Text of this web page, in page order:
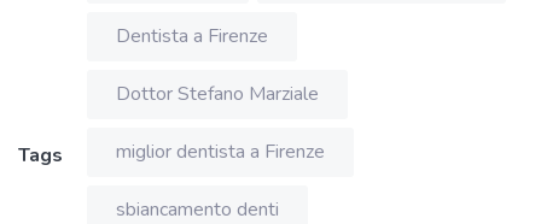
Tags
Dentista a Firenze
Dottor Stefano Marziale
miglior dentista a Firenze
sbiancamento denti